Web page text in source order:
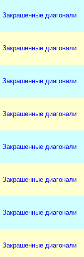
Закрашенные диагонали
Закрашенные диагонали
Закрашенные диагонали
Закрашенные диагонали
Закрашенные диагонали
Закрашенные диагонали
Закрашенные диагонали
Закрашенные диагонали